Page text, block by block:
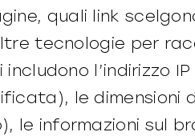
quali link
tecnologie per
l’indirizzo
le dimensioni
le informazioni sul